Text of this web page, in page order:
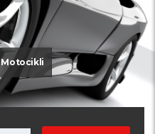
Motocikli